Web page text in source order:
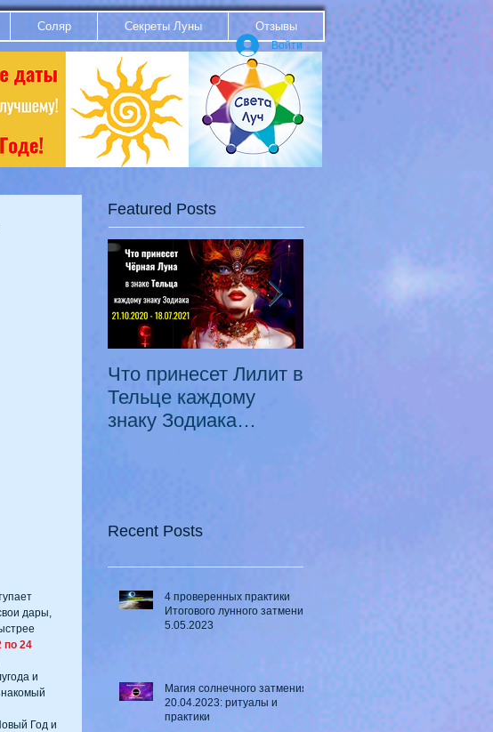
Соляр Секреты Луны Отзывы
Войти
дары,
по 24
и
Год и
Featured Posts
Что принесет Лилит в
Тельце каждому
знаку Зодиака
Recent Posts
4 проверенных практики
Итогового лунного затмения
5.05.2023
Магия солнечного затмения
20.04.2023: ритуалы и
практики